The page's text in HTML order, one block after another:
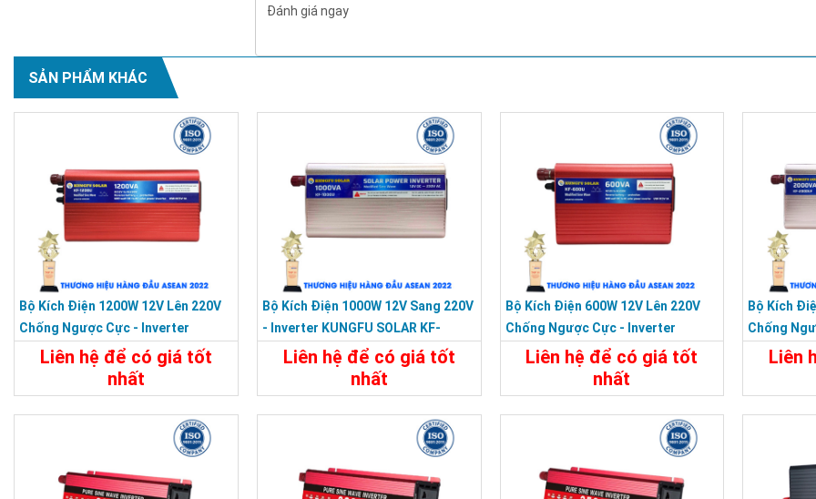
Ưu điểm của Bộ kích điện 3000W 12V Sang 220V - Inverter
Hiệu suất chuyển đổi cao, chức năng khởi động thông minh.
Đánh giá ngay
SẢN PHẨM KHÁC
Bộ Kích Điện 1200W 12V Lên 220V
Chống Ngược Cực - Inverter
KUNGFU SOLAR KF-1200U
Liên hệ để có giá tốt
nhất
Bộ Kích Điện 1000W 12V Sang 220V
- Inverter KUNGFU SOLAR KF-
1000ULiên hệ để có giá tốt
nhất
Bộ Kích Điện 600W 12V Lên 220V
Chống Ngược Cực - Inverter
KUNGFU SOLAR KF-600U
Liên hệ để có giá tốt
nhất
Bộ Kích
Chống
KUNGFU
Liên